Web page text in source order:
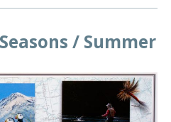
/ Summer